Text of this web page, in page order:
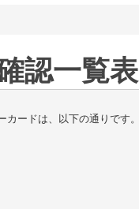
認一覧表
ードは、以下の通りです。